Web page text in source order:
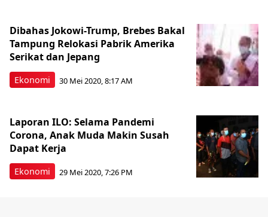
Ekonomi
Dibahas Jokowi-Trump, Brebes Bakal
Tampung Relokasi Pabrik Amerika
Serikat dan Jepang
30 Mei 2020, 8:17 AM
Ekonomi
Laporan ILO: Selama Pandemi
Corona, Anak Muda Makin Susah
Dapat Kerja
29 Mei 2020, 7:26 PM